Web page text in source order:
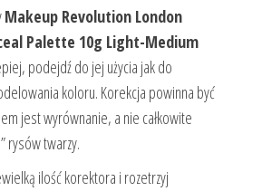
Makeup Revolution London
Palette 10g Light-Medium
podejdź do jej użycia jak do
koloru. Korekcja powinna być
jest wyrównanie, a nie całkowite
rysów twarzy.
ilość korektora i rozetrzyj